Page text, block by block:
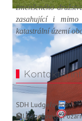
zmenšeného
zasahující i mimo
katastrální území
Kontaktní
SDH Ludgeřovice
🏦Ludgeřovice,